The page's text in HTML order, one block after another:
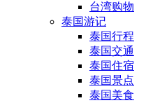
台湾购物
泰国游记
泰国行程
泰国交通
泰国住宿
泰国景点
泰国美食